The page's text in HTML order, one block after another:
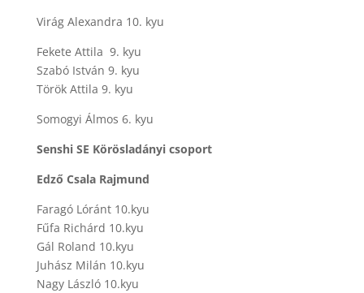
Virág Alexandra 10. kyu
Fekete Attila 9. kyu
Szabó István 9. kyu
Török Attila 9. kyu
Somogyi Álmos 6. kyu
Senshi SE Körösladányi csoport
Edző Csala Rajmund
Faragó Lóránt 10.kyu
Fűfa Richárd 10.kyu
Gál Roland 10.kyu
Juhász Milán 10.kyu
Nagy László 10.kyu